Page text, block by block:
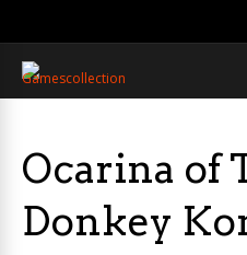
Ocarina of
Donkey